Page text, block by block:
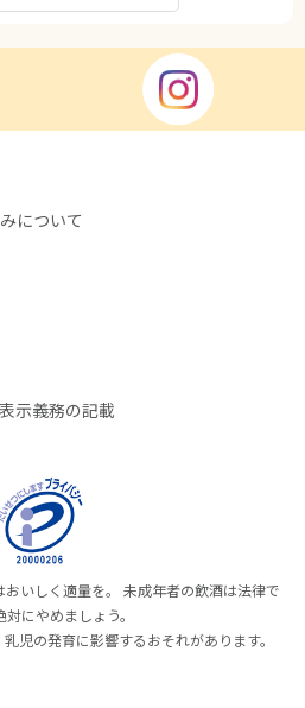
について
示義務の記載
いしく適量を。 未成年者の飲酒は法律で
にやめましょう。
児の発育に影響するおそれがあります。